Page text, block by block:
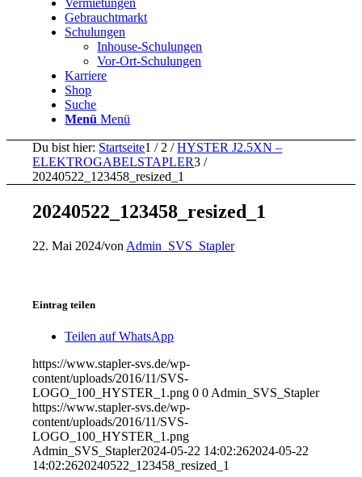
Vermietungen
Gebrauchtmarkt
Schulungen
Inhouse-Schulungen
Vor-Ort-Schulungen
Karriere
Shop
Suche
Menü Menü
Du bist hier: Startseite1 / 2 / HYSTER J2.5XN –
ELEKTROGABELSTAPLER3 /
20240522_123458_resized_1
20240522_123458_resized_1
22. Mai 2024/von Admin_SVS_Stapler
Eintrag teilen
Teilen auf WhatsApp
https://www.stapler-svs.de/wp-
content/uploads/2016/11/SVS-
LOGO_100_HYSTER_1.png 0 0 Admin_SVS_Stapler
https://www.stapler-svs.de/wp-
content/uploads/2016/11/SVS-
LOGO_100_HYSTER_1.png
Admin_SVS_Stapler2024-05-22 14:02:262024-05-22
14:02:2620240522_123458_resized_1